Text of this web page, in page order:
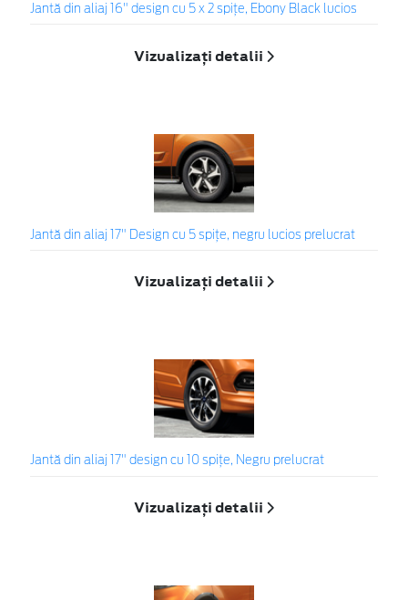
Jantă din aliaj 16" design cu 5 x 2 spițe, Ebony Black lucios
Vizualizați detalii
Jantă din aliaj 17" Design cu 5 spiţe, negru lucios prelucrat
Vizualizați detalii
Jantă din aliaj 17" design cu 10 spițe, Negru prelucrat
Vizualizați detalii